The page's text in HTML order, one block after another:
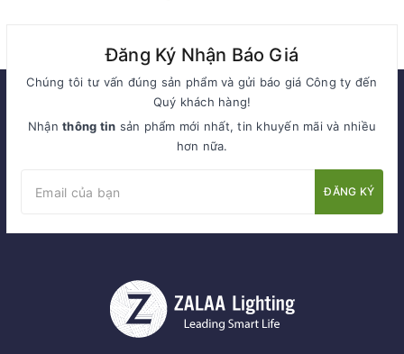
Đăng Ký Nhận Báo Giá
Chúng tôi tư vấn đúng sản phẩm và gửi báo giá Công ty đến
Quý khách hàng!
Nhậnthông tin sản phẩm mới nhất, tin khuyến mãi và nhiều
hơn nữa.
ĐĂNG KÝ